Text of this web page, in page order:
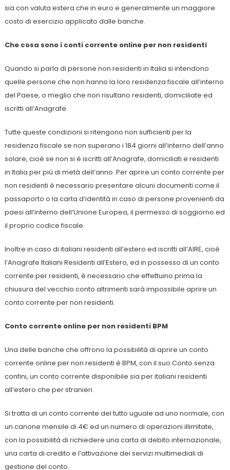
sia con valuta estera che in euro e generalmente un maggiore
costo di esercizio applicato dalle banche.
Che cosa sono i conti corrente online per non residenti
Quando si parla di persone non residenti in Italia si intendono
quelle persone che non hanno la loro residenza fiscale all’interno
del Paese, o meglio che non risultano residenti, domiciliate ed
iscritti all’Anagrafe.
Tutte queste condizioni si ritengono non sufficienti per la
residenza fiscale se non superano i 184 giorni all’interno dell’anno
solare, cioè se non si è iscritti all’Anagrafe, domiciliati e residenti
in Italia per più di metà dell’anno. Per aprire un conto corrente per
non residenti è necessario presentare alcuni documenti come il
passaporto o la carta d’identità in caso di persone provenienti da
paesi all’interno dell’Unione Europea, il permesso di soggiorno ed
il proprio codice fiscale.
Inoltre in caso di italiani residenti all’estero ed iscritti all’AIRE, cioè
l’Anagrafe Italiani Residenti all’Estero, ed in possesso di un conto
corrente per residenti, è necessario che effettuino prima la
chiusura del vecchio conto altrimenti sarà impossibile aprire un
conto corrente per non residenti.
Conto corrente online per non residenti BPM
Una delle banche che offrono la possibilità di aprire un conto
corrente online per non residenti è BPM, con il suo Conto senza
confini, un conto corrente disponibile sia per italiani residenti
all’estero che per stranieri.
Si tratta di un conto corrente del tutto uguale ad uno normale, con
un canone mensile di 4€ ed un numero di operazioni illimitate,
con la possibilità di richiedere una carta di debito internazionale,
una carta di credito e l’attivazione dei servizi multimediali di
gestione del conto.